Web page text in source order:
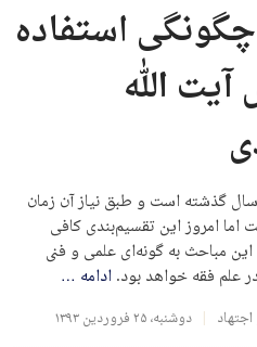
استفاده
الله
گذشته است و طبق نياز آن زمان
امروز اين تقسيم‌بندى كافى
مباحث به گونه‌اى علمى و فنى
علم فقه خواهد بود.ادامه …
دوشنبه، ۲۵ فروردین ۱۳۹۳